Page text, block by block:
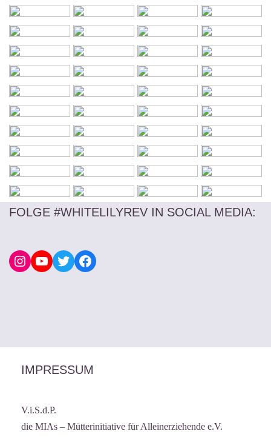
FOLGE #WHITELILYREV IN SOCIAL MEDIA:
IMPRESSUM
V.i.S.d.P.
die MIAs – Mütterinitiative für Alleinerziehende e.V.